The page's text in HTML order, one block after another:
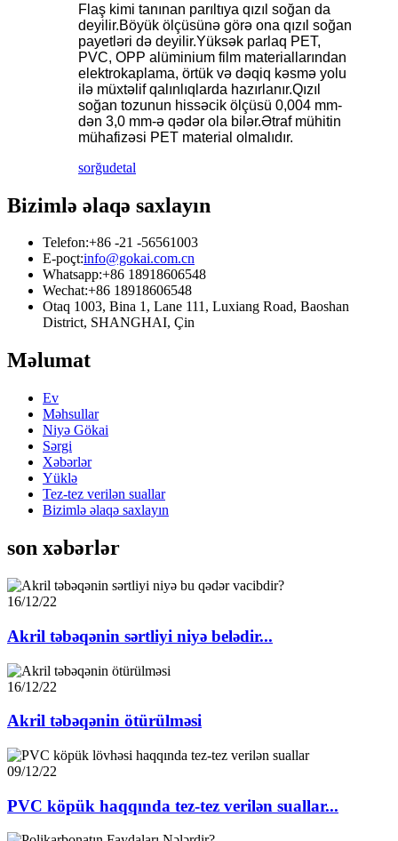
Flaş kimi tanınan parıltıya qızıl soğan da
deyilir.Böyük ölçüsünə görə ona qızıl soğan
payetləri də deyilir.Yüksək parlaq PET,
PVC, OPP alüminium film materiallarından
elektrokaplama, örtük və dəqiq kəsmə yolu
ilə müxtəlif qalınlıqlarda hazırlanır.Qızıl
soğan tozunun hissəcik ölçüsü 0,004 mm-
dən 3,0 mm-ə qədər ola bilər.Ətraf mühitin
mühafizəsi PET material olmalıdır.
sorğudetal
Bizimlə əlaqə saxlayın
Telefon:+86 -21 -56561003
E-poçt:info@gokai.com.cn
Whatsapp:+86 18918606548
Wechat:+86 18918606548
Otaq 1003, Bina 1, Lane 111, Luxiang Road, Baoshan
District, SHANGHAI, Çin
Məlumat
Ev
Məhsullar
Niyə Gökai
Sərgi
Xəbərlər
Yüklə
Tez-tez verilən suallar
Bizimlə əlaqə saxlayın
son xəbərlər
16/12/22
Akril təbəqənin sərtliyi niyə belədir...
16/12/22
Akril təbəqənin ötürülməsi
09/12/22
PVC köpük haqqında tez-tez verilən suallar...